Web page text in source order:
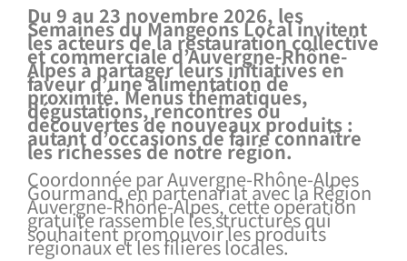
Du 9 au 23 novembre 2026, les
Semaines du Mangeons Local invitent
les acteurs de la restauration collective
et commerciale d’Auvergne-Rhône-
Alpes à partager leurs initiatives en
faveur d’une alimentation de
proximité. Menus thématiques,
dégustations, rencontres ou
découvertes de nouveaux produits :
autant d’occasions de faire connaître
les richesses de notre région.
Coordonnée par Auvergne-Rhône-Alpes
Gourmand, en partenariat avec la Région
Auvergne-Rhône-Alpes, cette opération
gratuite rassemble les structures qui
souhaitent promouvoir les produits
régionaux et les filières locales.